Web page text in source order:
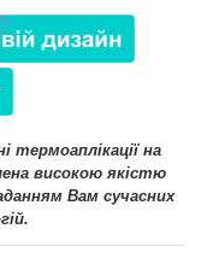
термоаплікації на
високою якістю
Вам сучасних